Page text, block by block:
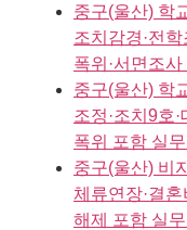
중구(울산) 학
조치감경·전
폭위·서면조
중구(울산) 학
조정·조치9호
폭위 포함 실
중구(울산) 비
체류연장·결혼
해제 포함 실